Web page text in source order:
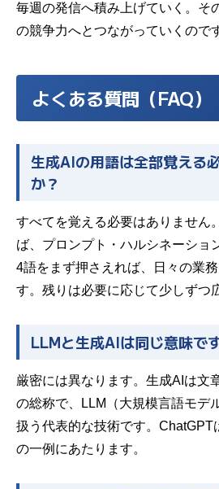
毎週の発信へ積み上げていく。そ
の競争力へとつながっていくので
よくある質問（FAQ）
生成AIの用語は全部覚える
か？
すべてを覚える必要はありません
ば、プロンプト・ハルシネーショ
4語をまず押さえれば、日々の業
す。残りは必要に応じて少しずつ
LLMと生成AIは同じ意味で
厳密には異なります。生成AIは文
の総称で、LLM（大規模言語モデ
扱う代表的な技術です。ChatGPT
の一例にあたります。